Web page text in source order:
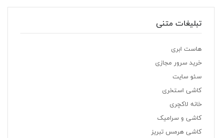
تبلیغات متنی
هاست ابری
خرید سرور مجازی
سئو سایت
کاشی استخری
خانه لاکچری
کاشی و سرامیک
کاشی هرمس تبریز